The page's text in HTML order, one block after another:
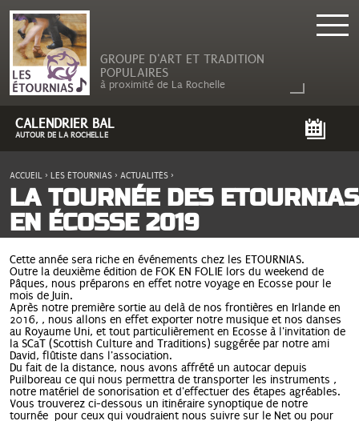
GROUPE D'ART ET TRADITION
POPULAIRES
à proximité de La Rochelle
CALENDRIER BAL
AUTOUR DE LA ROCHELLE
VOUS ÊTES ICI
ACCUEIL › LES ÉTOURNIAS › ACTUALITÉS ›
LA TOURNÉE DES ETOURNIAS
EN ÉCOSSE 2019
Cette année sera riche en événements chez les ETOURNIAS.
Outre la deuxième édition de FOK EN FOLIE lors du weekend de
Pâques, nous préparons en effet notre voyage en Ecosse pour le
mois de Juin.
Après notre première sortie au delà de nos frontières en Irlande en
2016, , nous allons en effet exporter notre musique et nos danses
au Royaume Uni, et tout particulièrement en Ecosse à l'invitation de
la SCaT (Scottish Culture and Traditions) suggérée par notre ami
David, flûtiste dans l'association.
Du fait de la distance, nous avons affrété un autocar depuis
Puilboreau ce qui nous permettra de transporter les instruments ,
notre matériel de sonorisation et d'effectuer des étapes agréables.
Vous trouverez ci-dessous un itinéraire synoptique de notre
tournée pour ceux qui voudraient nous suivre sur le Net ou pour